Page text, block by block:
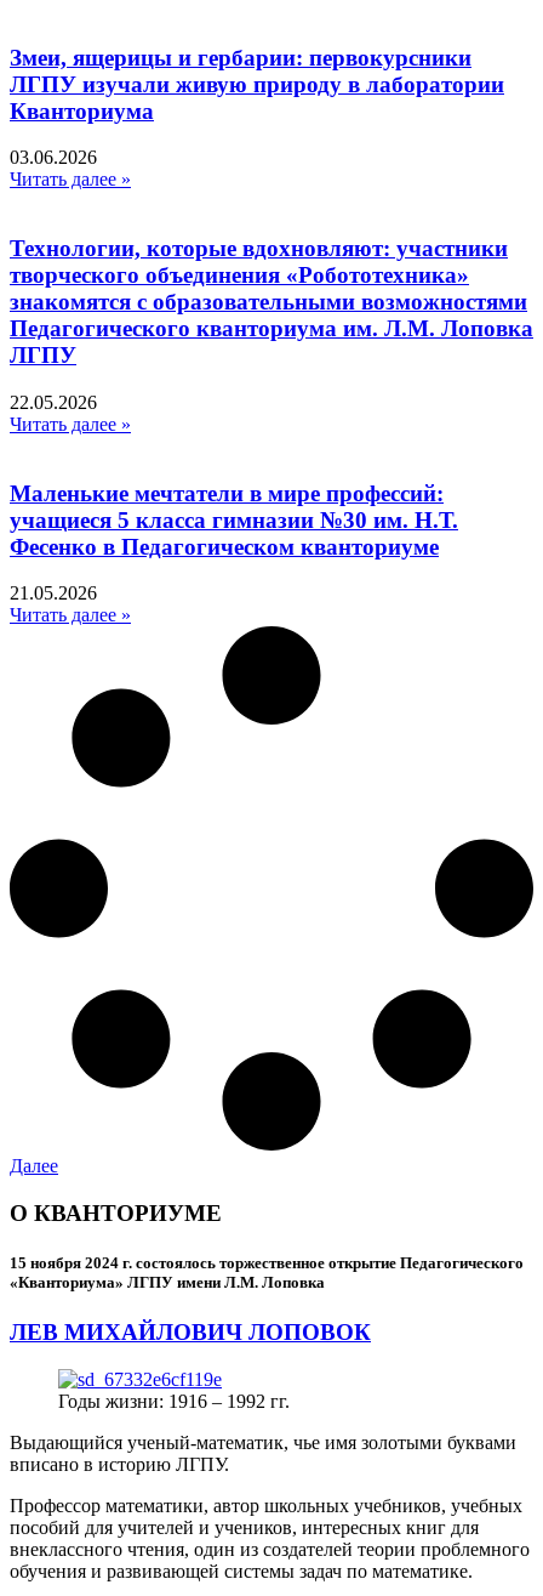
Змеи, ящерицы и гербарии: первокурсники
ЛГПУ изучали живую природу в лаборатории
Кванториума
03.06.2026
Читать далее »
Технологии, которые вдохновляют: участники
творческого объединения «Робототехника»
знакомятся с образовательными возможностями
Педагогического кванториума им. Л.М. Лоповка
ЛГПУ
22.05.2026
Читать далее »
Маленькие мечтатели в мире профессий:
учащиеся 5 класса гимназии №30 им. Н.Т.
Фесенко в Педагогическом кванториуме
21.05.2026
Читать далее »
Далее
О КВАНТОРИУМЕ
15 ноября 2024 г. состоялось торжественное открытие Педагогического
«Кванториума» ЛГПУ имени Л.М. Лоповка
ЛЕВ МИХАЙЛОВИЧ ЛОПОВОК
Годы жизни: 1916 – 1992 гг.
Выдающийся ученый-математик, чье имя золотыми буквами
вписано в историю ЛГПУ.
Профессор математики, автор школьных учебников, учебных
пособий для учителей и учеников, интересных книг для
внеклассного чтения, один из создателей теории проблемного
обучения и развивающей системы задач по математике.